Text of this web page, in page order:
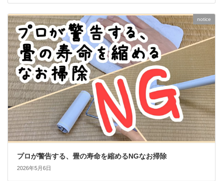
notice
プロが警告する、畳の寿命を縮めるNGなお掃除
2026年5月6日